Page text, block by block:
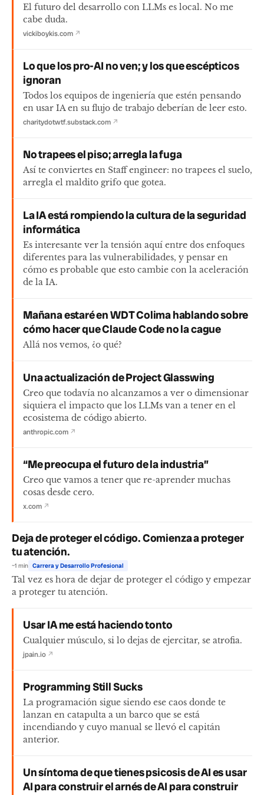
El futuro del desarrollo con LLMs es local. No me
cabe duda.
vickiboykis.com ↗
Lo que los pro-AI no ven; y los que escépticos
ignoran
Todos los equipos de ingeniería que estén pensando
en usar IA en su flujo de trabajo deberían de leer esto.
charitydotwtf.substack.com ↗
No trapees el piso; arregla la fuga
Así te conviertes en Staff engineer: no trapees el suelo,
arregla el maldito grifo que gotea.
La IA está rompiendo la cultura de la seguridad
informática
Es interesante ver la tensión aquí entre dos enfoques
diferentes para las vulnerabilidades, y pensar en
cómo es probable que esto cambie con la aceleración
de la IA.
Mañana estaré en WDT Colima hablando sobre
cómo hacer que Claude Code no la cague
Allá nos vemos, ¿o qué?
Una actualización de Project Glasswing
Creo que todavía no alcanzamos a ver o dimensionar
siquiera el impacto que los LLMs van a tener en el
ecosistema de código abierto.
anthropic.com ↗
“Me preocupa el futuro de la industria”
Creo que vamos a tener que re-aprender muchas
cosas desde cero.
x.com ↗
Deja de proteger el código. Comienza a proteger
tu atención.
~1 min Carrera y Desarrollo Profesional
Tal vez es hora de dejar de proteger el código y empezar
a proteger tu atención.
Usar IA me está haciendo tonto
Cualquier músculo, si lo dejas de ejercitar, se atrofia.
jpain.io ↗
Programming Still Sucks
La programación sigue siendo ese caos donde te
lanzan en catapulta a un barco que se está
incendiando y cuyo manual se llevó el capitán
anterior.
Un síntoma de que tienes psicosis de AI es usar
AI para construir el arnés de AI para construir